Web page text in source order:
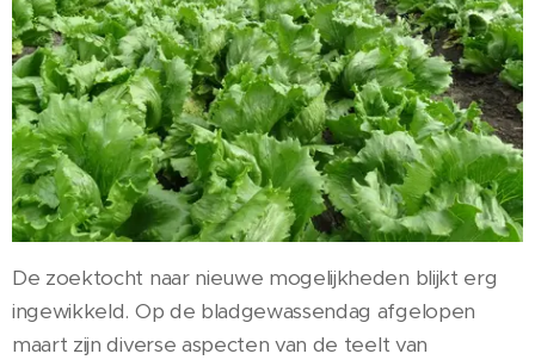
De zoektocht naar nieuwe mogelijkheden blijkt erg
ingewikkeld. Op de bladgewassendag afgelopen
maart zijn diverse aspecten van de teelt van